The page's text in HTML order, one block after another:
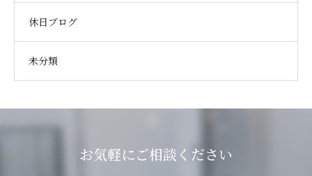
休日ブログ
未分類
お気軽にご相談ください